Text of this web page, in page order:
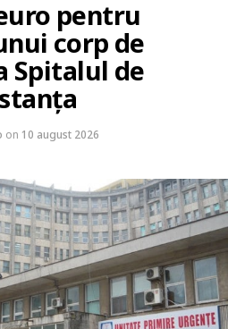
pentru
corp de
Spitalul de
on 10 august 2026